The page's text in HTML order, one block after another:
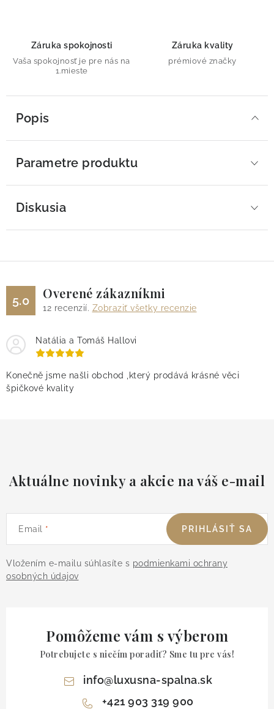
Záruka spokojnosti
Vaša spokojnosť je pre nás na
1.mieste
Záruka kvality
prémiové značky
Popis
Parametre produktu
Diskusia
5.0 Overené zákazníkmi
12 recenzií. Zobraziť všetky recenzie
Natália a Tomáš Hallovi
Konečně jsme našli obchod ,který prodává krásné věci
špičkové kvality
Aktuálne novinky a akcie na váš e-mail
Email
Vložením e-mailu súhlasíte s podmienkami ochrany
osobných údajov
PRIHLÁSIŤ SA
Pomôžeme vám s výberom
Potrebujete s niečím poradiť? Sme tu pre vás!
info@luxusna-spalna.sk
+421 903 319 900